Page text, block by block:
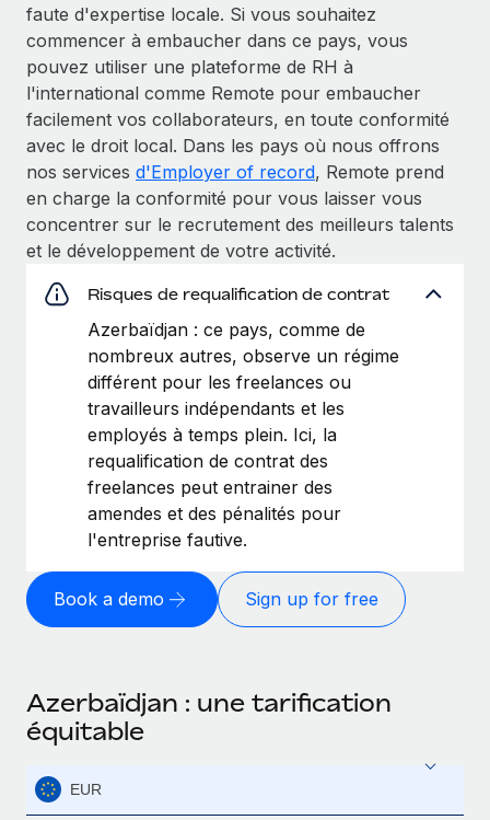
faute d'expertise locale. Si vous souhaitez
commencer à embaucher dans ce pays, vous
pouvez utiliser une plateforme de RH à
l'international comme Remote pour embaucher
facilement vos collaborateurs, en toute conformité
avec le droit local. Dans les pays où nous offrons
nos services d'Employer of record, Remote prend
en charge la conformité pour vous laisser vous
concentrer sur le recrutement des meilleurs talents
et le développement de votre activité.
Risques de requalification de contrat
Azerbaïdjan : ce pays, comme de
nombreux autres, observe un régime
différent pour les freelances ou
travailleurs indépendants et les
employés à temps plein. Ici, la
requalification de contrat des
freelances peut entrainer des
amendes et des pénalités pour
l'entreprise fautive.
Book a demo Sign up for free
Azerbaïdjan : une tarification
équitable
EUR